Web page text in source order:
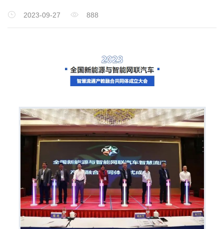
 2023-09-27  888